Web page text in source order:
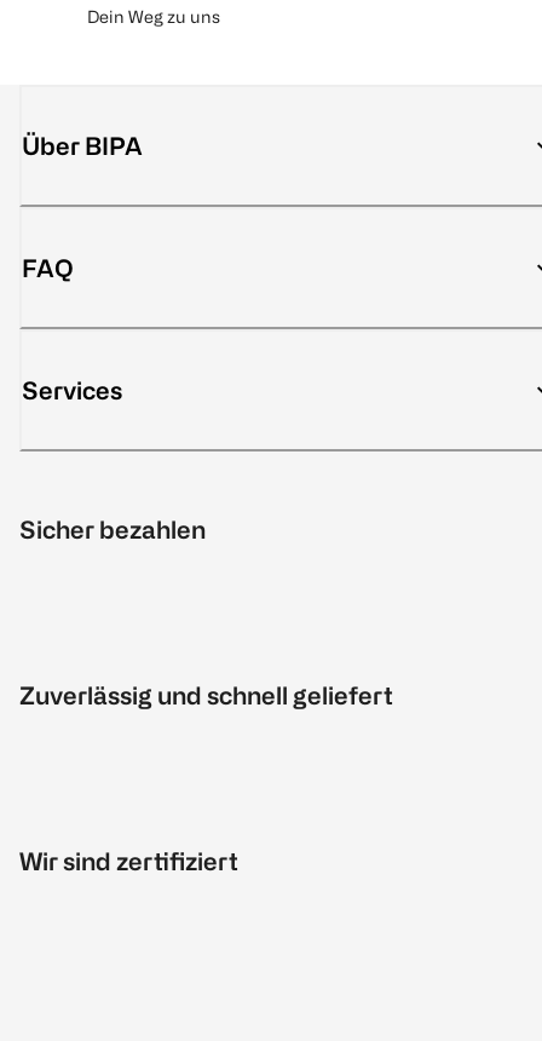
Dein Weg zu uns
Über BIPA
FAQ
Services
Sicher bezahlen
Zuverlässig und schnell geliefert
Wir sind zertifiziert